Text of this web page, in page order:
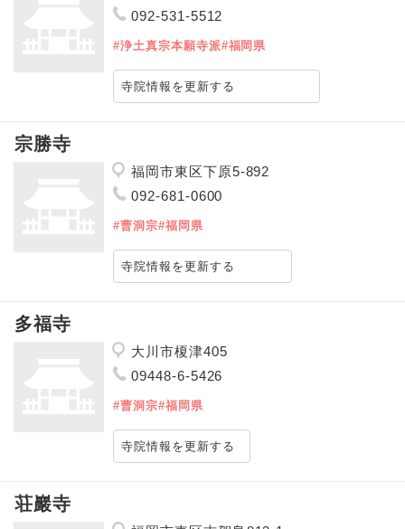
092-531-5512
#浄土真宗本願寺派#福岡県
寺院情報を更新する
宗勝寺
福岡市東区下原5-892
092-681-0600
#曹洞宗#福岡県
寺院情報を更新する
多福寺
大川市榎津405
09448-6-5426
#曹洞宗#福岡県
寺院情報を更新する
荘巖寺